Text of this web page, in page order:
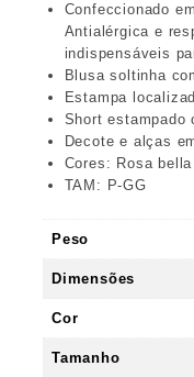
Confeccionado
Antialérgica e
indispensáveis
Blusa soltinha
Estampa
Short estampado
Decote e alças
Cores: Rosa
TAM: P-GG
Peso
Dimensões
Cor
Tamanho